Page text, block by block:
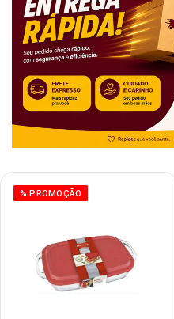
% PROMOÇÃO